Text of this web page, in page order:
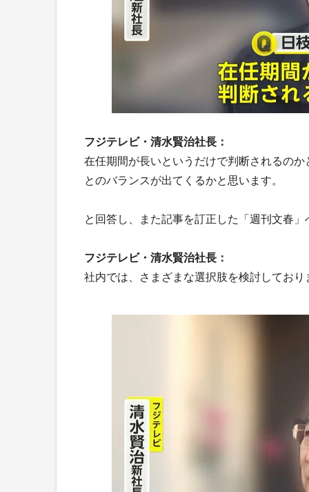
フジテレビ・清水賢治社長：
在任期間が長いというだけで判断されるの
とのバランスが出てくるかと思います。
と回答し、また記事を訂正した「週刊文春
フジテレビ・清水賢治社長：
社内では、さまざまな選択肢を検討してお